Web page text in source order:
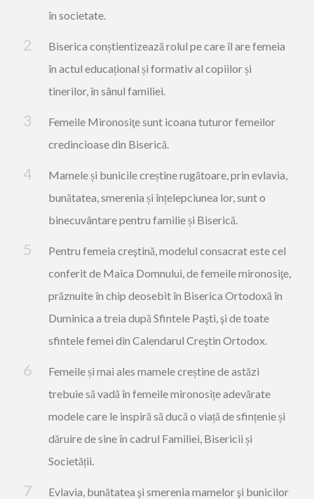
în societate.
Biserica conștientizează rolul pe care îl are femeia
în actul educațional și formativ al copiilor și
tinerilor, în sânul familiei.
Femeile Mironosiţe sunt icoana tuturor femeilor
credincioase din Biserică.
Mamele și bunicile creștine rugătoare, prin evlavia,
bunătatea, smerenia și înțelepciunea lor, sunt o
binecuvântare pentru familie și Biserică.
Pentru femeia creştină, modelul consacrat este cel
conferit de Maica Domnului, de femeile mironosiţe,
prăznuite în chip deosebit în Biserica Ortodoxă în
Duminica a treia după Sfintele Paşti, şi de toate
sfintele femei din Calendarul Creştin Ortodox.
Femeile și mai ales mamele creștine de astăzi
trebuie să vadă în femeile mironosițe adevărate
modele care le inspiră să ducă o viață de sfințenie și
dăruire de sine în cadrul Familiei, Bisericii și
Societății.
Evlavia, bunătatea şi smerenia mamelor şi bunicilor